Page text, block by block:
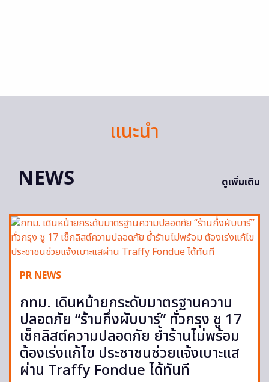
แนะนำ
NEWS
ดูเพิ่มเติม
PR NEWS
กทม. เดินหน้ายกระดับมาตรฐานความ
ปลอดภัย “ร้านกึ่งผับบาร์” ทั่วกรุง ชู 17
เช็กลิสต์ความปลอดภัย ย้ำร้านไม่พร้อม
ต้องเร่งแก้ไข ประชาชนช่วยแจ้งเบาะแส
ผ่าน Traffy Fondue ได้ทันที